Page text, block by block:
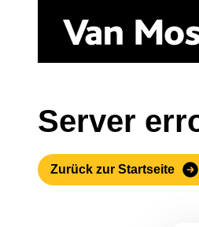
Server
Zurück zur Startseite